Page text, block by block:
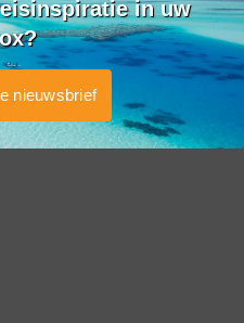
in uw
nieuwsbrief